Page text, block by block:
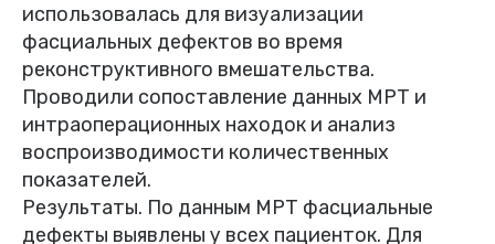
использовалась для визуализации
фасциальных дефектов во время
реконструктивного вмешательства.
Проводили сопоставление данных МРТ и
интраоперационных находок и анализ
воспроизводимости количественных
показателей.
Результаты. По данным МРТ фасциальные
дефекты выявлены у всех пациенток. Для